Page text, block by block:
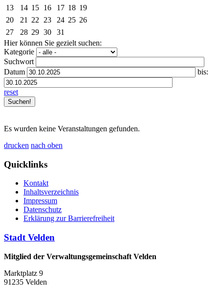
13
14 15 16 17 18 19
20
21 22 23 24 25 26
27
28 29 30
31
Hier können Sie gezielt suchen:
Kategorie
Suchwort
Datum
bis:
reset
Es wurden keine Veranstaltungen gefunden.
drucken nach oben
Quicklinks
Kontakt
Inhaltsverzeichnis
Impressum
Datenschutz
Erklärung zur Barrierefreiheit
Stadt Velden
Mitglied der Verwaltungsgemeinschaft Velden
Marktplatz 9
91235 Velden